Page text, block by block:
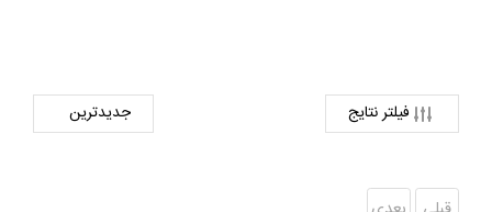
فیلتر نتایج